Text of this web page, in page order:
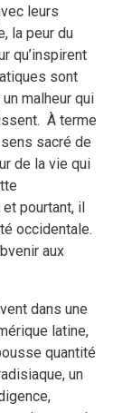
leurs
la peur du
qu’inspirent
sont
malheur qui
À terme
sens sacré de
de la vie qui
pourtant, il
occidentale.
aux
dans une
latine,
quantité
un